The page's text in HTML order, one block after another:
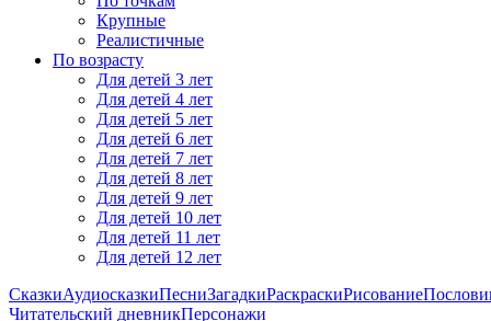
Крупные
Реалистичные
По возрасту
Для детей 3 лет
Для детей 4 лет
Для детей 5 лет
Для детей 6 лет
Для детей 7 лет
Для детей 8 лет
Для детей 9 лет
Для детей 10 лет
Для детей 11 лет
Для детей 12 лет
СказкиАудиосказкиПесниЗагадкиРаскраскиРисование
Читательский дневникПерсонажи